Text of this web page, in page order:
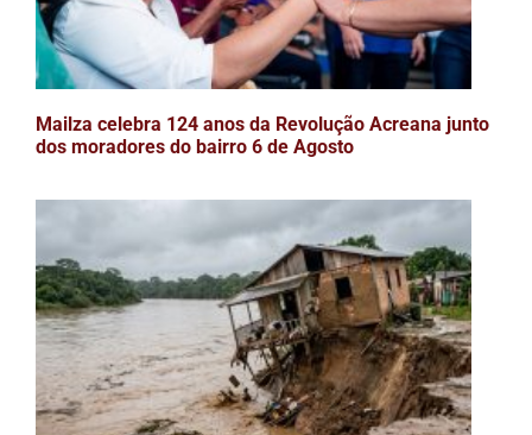
Mailza celebra 124 anos da Revolução Acreana junto
dos moradores do bairro 6 de Agosto